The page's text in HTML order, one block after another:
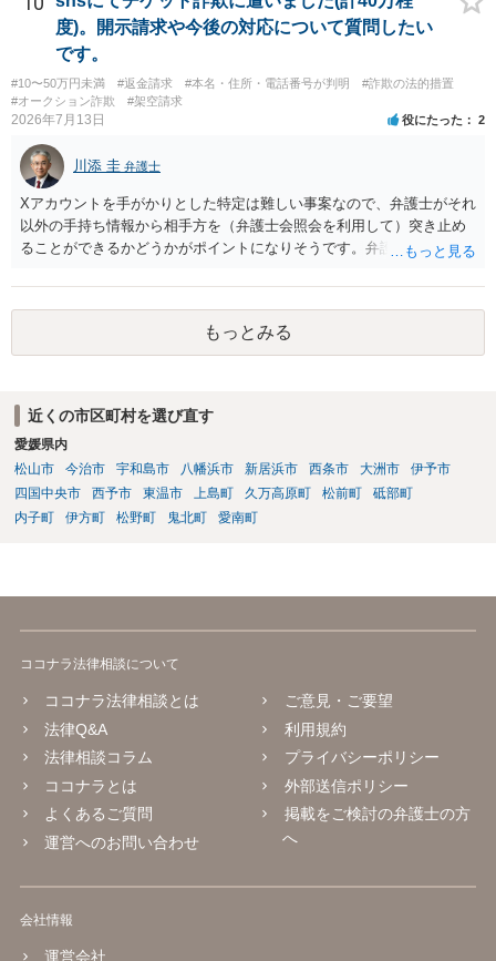
度)。開示請求や今後の対応について質問したい
です。
#10〜50万円未満 #返金請求 #本名・住所・電話番号が判明
#詐欺の法的措置
#オークション詐欺
#架空請求
2026年7月13日 役にたった 2
川添 圭 弁護士
Xアカウントを手がかりとした特定は難しい事案なので、弁護士がそれ
以外の手持ち情報から相手方を（弁護士会照会を利用して）突き止め
ることができるかどうかがポイントになりそうです。弁護士による調
せることになるでしょう。見通しについては、実際の資料等を弁護士
に検討してもらう必要があると思います。弁護士費用は自由化されて
いますので個別に確認いただく必要がありますが、そもそも回収でき
るかどうかが問題になり得る事案であり、被害額の規模からみると、
もっとみる
近くの市区町村を選び直す
愛媛県内
松山市
今治市 宇和島市 八幡浜市 新居浜市 西条市 大洲市
伊予市
四国中央市
西予市 東温市 上島町 久万高原町 松前町
砥部町
内子町
伊方町 松野町 鬼北町 愛南町
ココナラ法律相談について
ココナラ法律相談とは
法律Q&A
法律相談コラム
ココナラとは
よくあるご質問
運営へのお問い合わせ
ご意見・ご要望
利用規約
プライバシーポリシー
外部送信ポリシー
掲載をご検討の弁護士の方
へ
会社情報
運営会社